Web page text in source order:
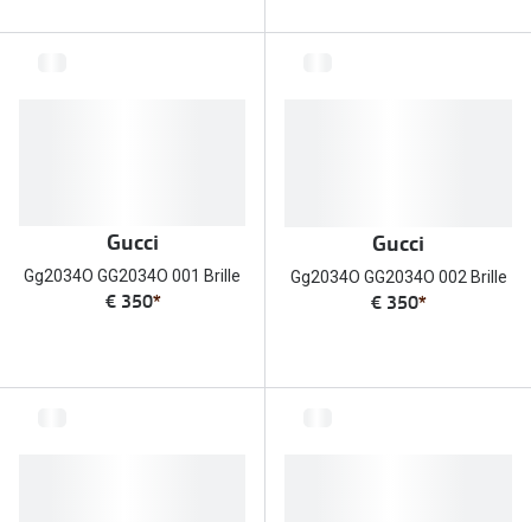
Gucci
Gg2034O GG2034O 001 Brille
€ 350*
Gucci
Gg2034O GG2034O 002 Brille
€ 350*